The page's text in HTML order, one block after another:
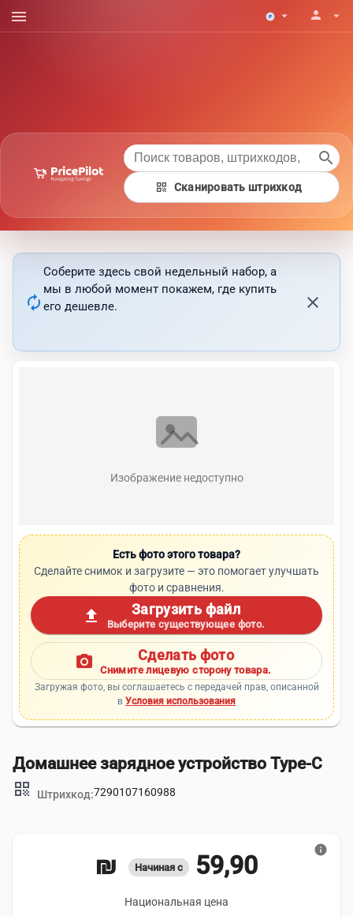
menu arrow_drop_down person arrow_drop_down
search
qr_code Сканировать штрихкод
autorenew
Соберите здесь свой недельный набор, а
мы в любой момент покажем, где купить
его дешевле.
close
Изображение недоступно
Есть фото этого товара?
Сделайте снимок и загрузите — это помогает улучшать
фото и сравнения.
upload Загрузить файл
Выберите существующее фото.
photo_camera Сделать фото
Снимите лицевую сторону товара.
Загружая фото, вы соглашаетесь с передачей прав, описанной
в Условия использования
Домашнее зарядное устройство Type-C
qr_code
Штрихкод:7290107160988
Начиная с 59,90 ₪
Национальная цена
info